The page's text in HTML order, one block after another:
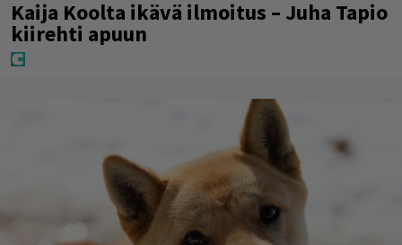
Kaija Koolta ikävä ilmoitus – Juha Tapio
kiirehti apuun